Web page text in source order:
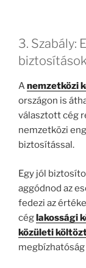
3. Szabály:
Anemzetközi
országon is
választott cég
nemzetközi
biztosítással.
Egy jól
aggódnod az
fedezi az
céglakossági
közületi